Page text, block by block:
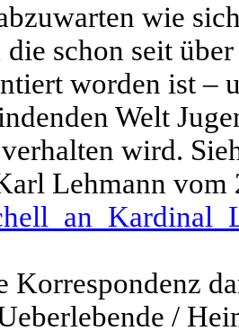
wie
die schon seit
worden ist –
Welt
wird.
Lehmann vom
Korrespondenz
/